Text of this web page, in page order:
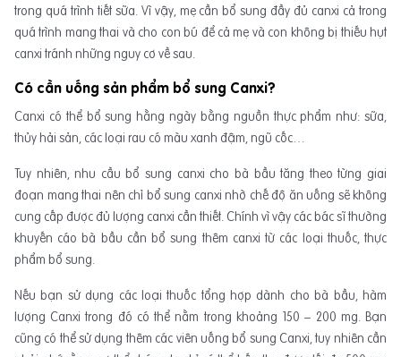
trong quá trình tiết sữa. Vì vậy, mẹ cần bổ sung đầy đủ canxi cả trong
quá trình mang thai và cho con bú để cả mẹ và con không bị thiếu hụt
canxi tránh những nguy cơ về sau.
Có cần uống sản phẩm bổ sung Canxi?
Canxi có thể bổ sung hằng ngày bằng nguồn thực phẩm như: sữa,
thủy hải sản, các loại rau có màu xanh đậm, ngũ cốc…
Tuy nhiên, nhu cầu bổ sung canxi cho bà bầu tăng theo từng giai
đoạn mang thai nên chỉ bổ sung canxi nhờ chế độ ăn uống sẽ không
cung cấp được đủ lượng canxi cần thiết. Chính vì vậy các bác sĩ thường
khuyến cáo bà bầu cần bổ sung thêm canxi từ các loại thuốc, thực
phẩm bổ sung.
Nếu bạn sử dụng các loại thuốc tổng hợp dành cho bà bầu, hàm
lượng Canxi trong đó có thể nằm trong khoảng 150 – 200 mg. Bạn
cũng có thể sử dụng thêm các viên uống bổ sung Canxi, tuy nhiên cần